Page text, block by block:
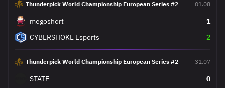
Thunderpick World Championship European Series #2 01.08
megoshort
1
CYBERSHOKE Esports
2
Thunderpick World Championship European Series #2 31.07
STATE
0